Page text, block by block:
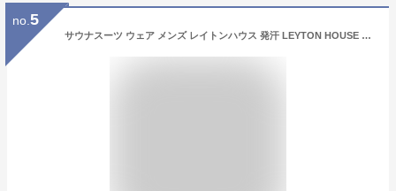
no. 5
サウナスーツ ウェア メンズ レイトンハウス 発汗 LEYTON HOUSE フード 上下セット ジャケット 軽い ダイエット 筋トレ 防寒 洗濯可 LD-202M